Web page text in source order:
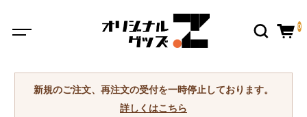
0
新規のご注文、再注文の受付を一時停止しております。
詳しくはこちら